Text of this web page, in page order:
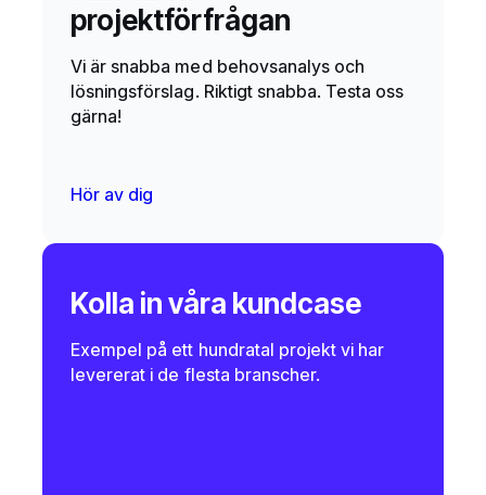
projektförfrågan
Vi är snabba med behovsanalys och
lösningsförslag. Riktigt snabba. Testa oss
gärna!
Hör av dig
Kolla in våra kundcase
Exempel på ett hundratal projekt vi har
levererat i de flesta branscher.